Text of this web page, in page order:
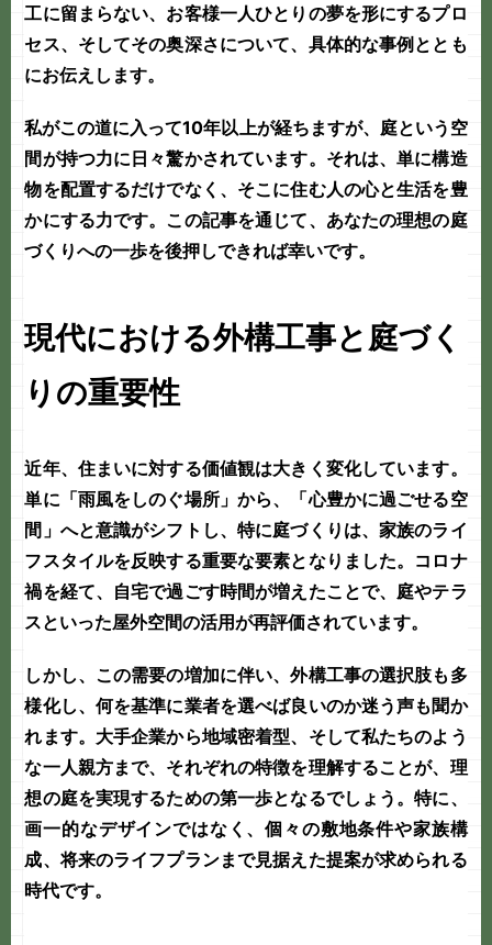
工に留まらない、お客様一人ひとりの夢を形にするプロ
セス、そしてその奥深さについて、具体的な事例ととも
にお伝えします。
私がこの道に入って10年以上が経ちますが、庭という空
間が持つ力に日々驚かされています。それは、単に構造
物を配置するだけでなく、そこに住む人の心と生活を豊
かにする力です。この記事を通じて、あなたの理想の庭
づくりへの一歩を後押しできれば幸いです。
現代における外構工事と庭づく
りの重要性
近年、住まいに対する価値観は大きく変化しています。
単に「雨風をしのぐ場所」から、「心豊かに過ごせる空
間」へと意識がシフトし、特に庭づくり は、家族のライ
フスタイルを反映する重要な要素となりました。コロナ
禍を経て、自宅で過ごす時間が増えたことで、庭やテラ
スといった屋外空間の活用が再評価されています。
しかし、この需要の増加に伴い、外構工事の選択肢も多
様化し、何を基準に業者を選べば良いのか迷う声も聞か
れます。大手企業から地域密着型、そして私たちのよう
な一人親方まで、それぞれの特徴を理解することが、理
想の庭を実現するための第一歩となるでしょう。特に、
画一的なデザインではなく、個々の敷地条件や家族構
成、将来のライフプランまで見据えた提案が求められる
時代です。